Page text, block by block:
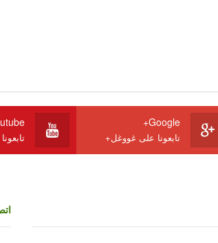
Google+
تابعونا على غووغل+